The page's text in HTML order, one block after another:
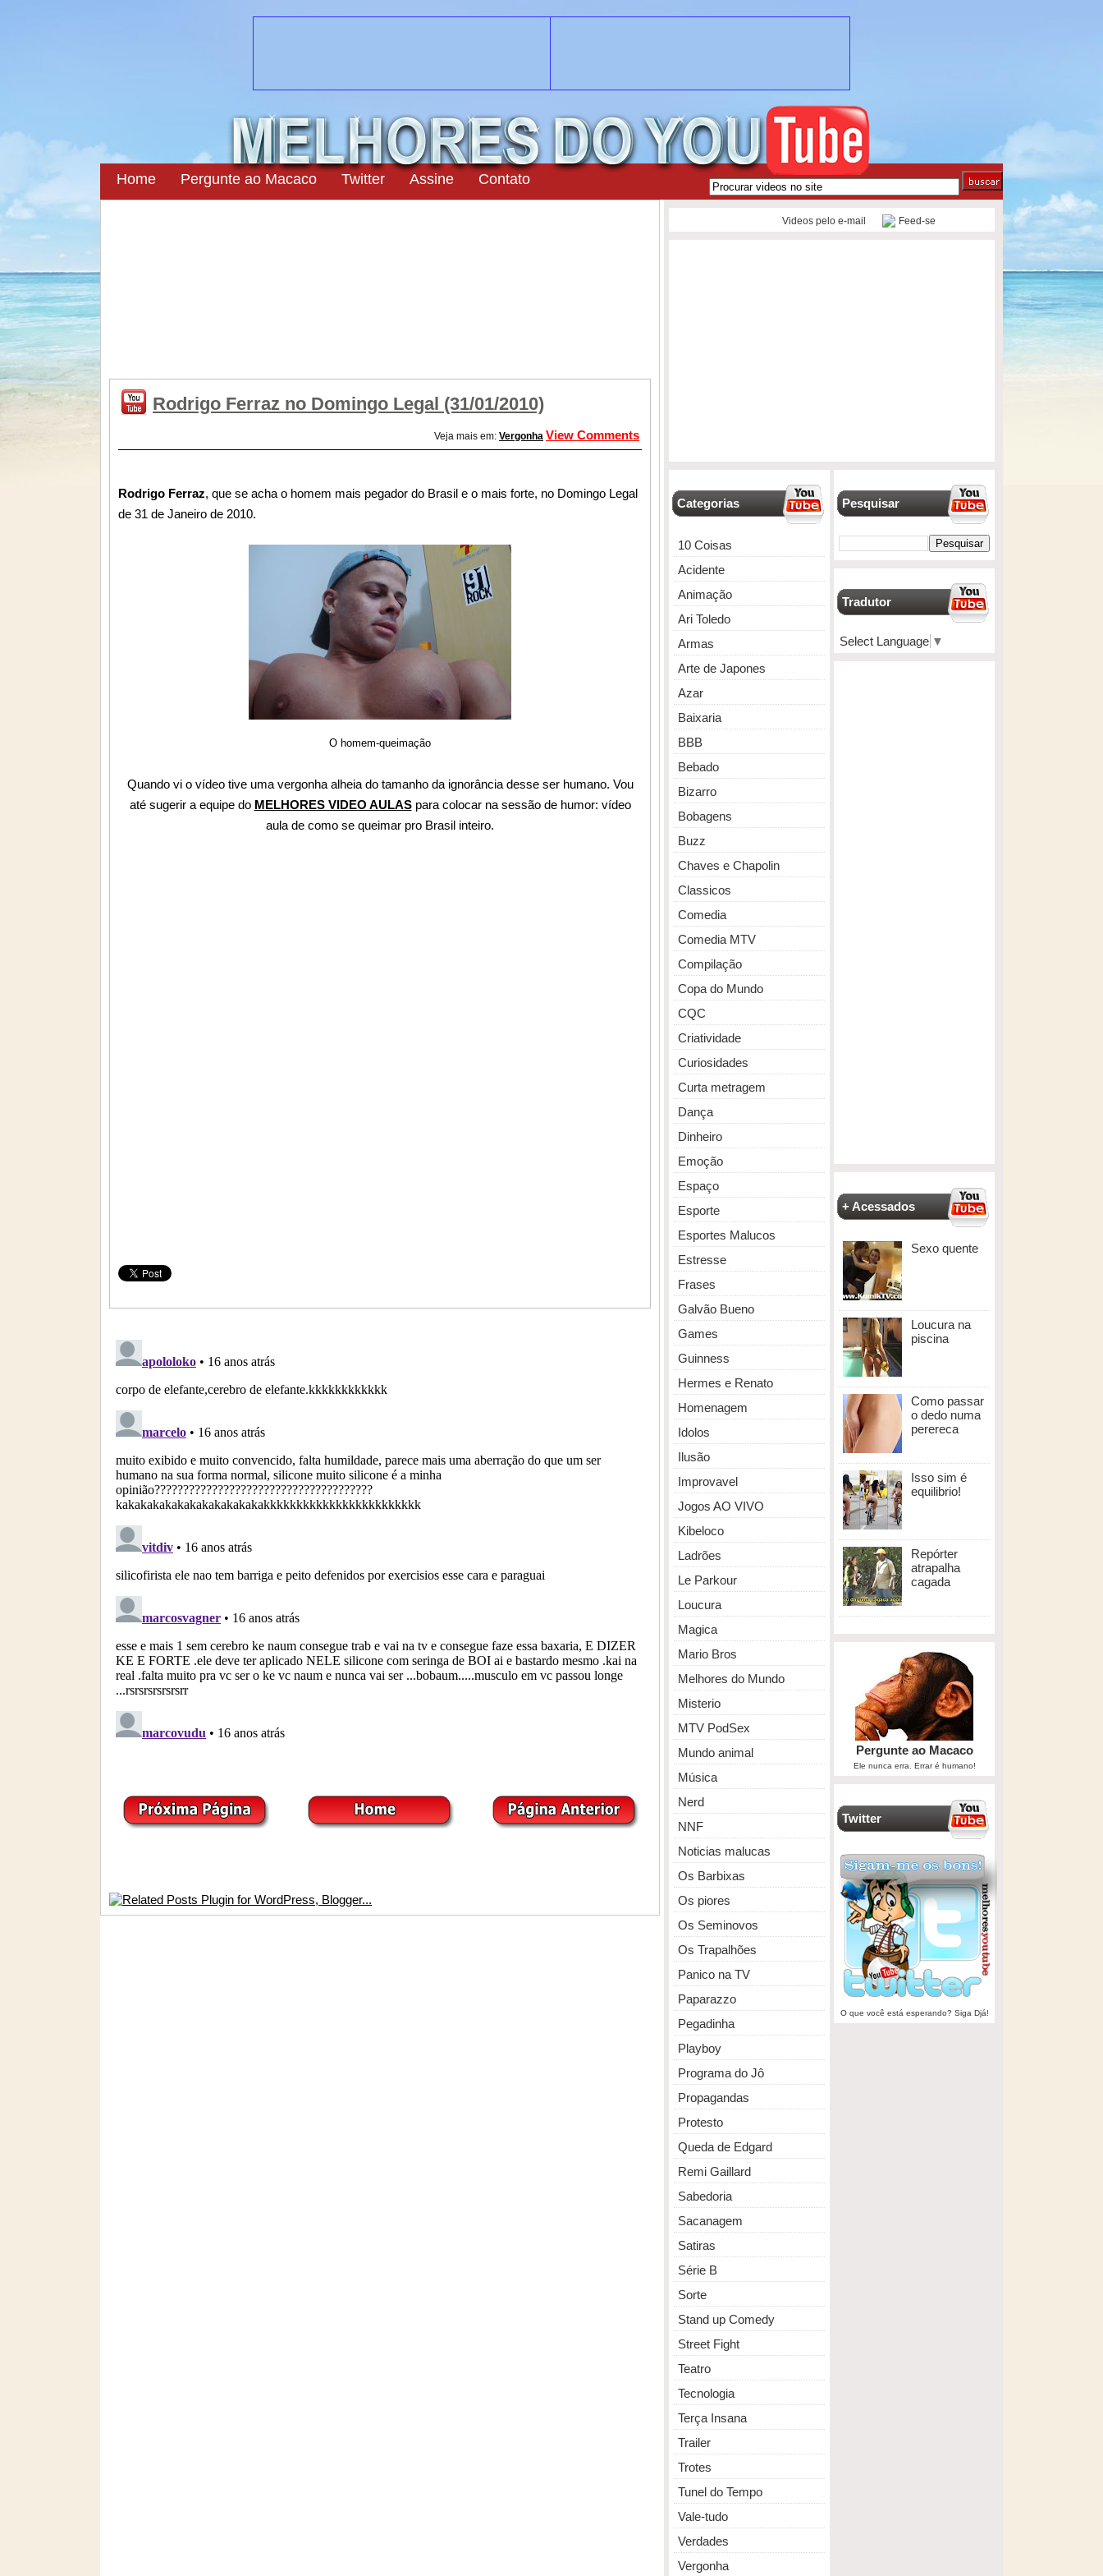
Home Pergunte ao Macaco Twitter Assine Contato
Rodrigo Ferraz no Domingo Legal (31/01/2010)
Veja mais em: Vergonha View Comments
Rodrigo Ferraz, que se acha o homem mais pegador do Brasil e o mais forte, no Domingo Legal
de 31 de Janeiro de 2010.
O homem-queimação
Quando vi o vídeo tive uma vergonha alheia do tamanho da ignorância desse ser humano. Vou
até sugerir a equipe do MELHORES VIDEO AULASpara colocar na sessão de humor: vídeo
aula de como se queimar pro Brasil inteiro.
Videos pelo e-mail Feed-se
Categorias
10 Coisas
Acidente
Animação
Ari Toledo
Armas
Arte de Japones
Azar
Baixaria
BBB
Bebado
Bizarro
Bobagens
Buzz
Chaves e Chapolin
Classicos
Comedia
Comedia MTV
Compilação
Copa do Mundo
CQC
Criatividade
Curiosidades
Curta metragem
Dança
Dinheiro
Emoção
Espaço
Esporte
Esportes Malucos
Estresse
Frases
Galvão Bueno
Games
Guinness
Hermes e Renato
Homenagem
Idolos
Ilusão
Improvavel
Jogos AO VIVO
Kibeloco
Ladrões
Le Parkour
Loucura
Magica
Mario Bros
Melhores do Mundo
Misterio
MTV PodSex
Mundo animal
Música
Nerd
NNF
Noticias malucas
Os Barbixas
Os piores
Os Seminovos
Os Trapalhões
Panico na TV
Paparazzo
Pegadinha
Playboy
Programa do Jô
Propagandas
Protesto
Queda de Edgard
Remi Gaillard
Sabedoria
Sacanagem
Satiras
Série B
Sorte
Stand up Comedy
Street Fight
Teatro
Tecnologia
Terça Insana
Trailer
Trotes
Tunel do Tempo
Vale-tudo
Verdades
Vergonha
Pesquisar
Tradutor
Select Language ▼
+ Acessados
Sexo quente
Loucura na
piscina
Como passar
o dedo numa
perereca
Isso sim é
equilibrio!
Repórter
atrapalha
cagada
Pergunte ao Macaco
Ele nunca erra. Errar é humano!
Twitter
O que você está esperando? Siga Djá!